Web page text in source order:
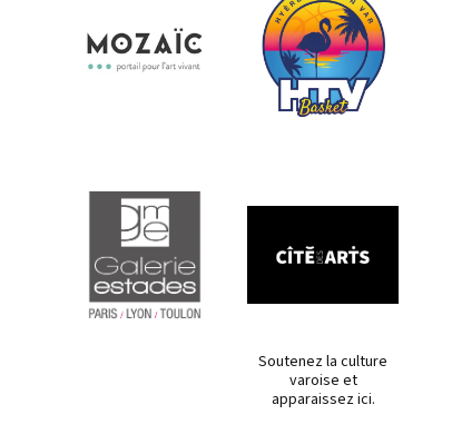
Soutenez la culture
varoise et
apparaissez ici.